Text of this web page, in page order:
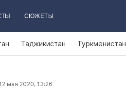
СЮЖЕТЫ
Таджикистан Туркменистан
12 мая 2020, 13:26